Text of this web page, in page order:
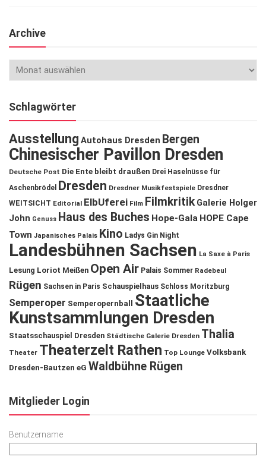
Archive
Schlagwörter
Ausstellung Autohaus Dresden Bergen
Chinesischer Pavillon Dresden
Deutsche Post Die Ente bleibt draußen Drei Haselnüsse für
Aschenbrödel
Dresden Dresdner Musikfestspiele Dresdner
WEITSICHT Editorial ElbUferei Film Filmkritik Galerie Holger
John Genuss Haus des Buches Hope-Gala HOPE Cape
Town Japanisches Palais Kino Ladys Gin Night
Landesbühnen Sachsen La Saxe à Paris
Lesung Loriot Meißen Open Air Palais Sommer Radebeul
Rügen Sachsen in Paris Schauspielhaus Schloss Moritzburg
Semperoper Semperopernball
Staatliche
Kunstsammlungen Dresden
Staatsschauspiel Dresden Städtische Galerie Dresden Thalia
Theater Theaterzelt Rathen Top Lounge Volksbank
Dresden-Bautzen eG Waldbühne Rügen
Mitglieder Login
Benutzername